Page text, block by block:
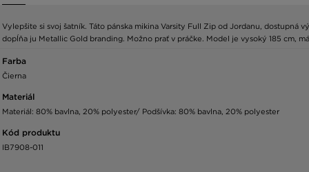
Vylepšite si svoj šatník. Táto pánska mikina Varsity Full Zip od Jordanu,
dopĺňa ju Metallic Gold branding. Možno prať v práčke. Model je vysoký 185 cm,
Farba
Čierna
Materiál
Materiál: 80% bavlna, 20% polyester/ Podšívka: 80% bavlna, 20% polyester
Kód produktu
IB7908-011